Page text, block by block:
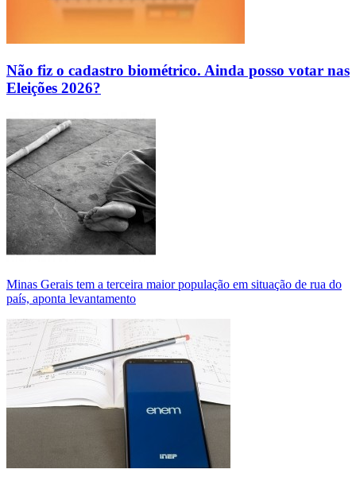
Não fiz o cadastro biométrico. Ainda posso votar nas
Eleições 2026?
Minas Gerais tem a terceira maior população em situação de rua do
país, aponta levantamento